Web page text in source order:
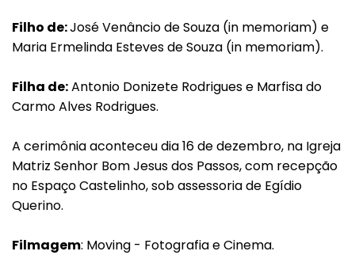
Filho de:José Venâncio de Souza (in memoriam) e
Maria Ermelinda Esteves de Souza (in memoriam).
Filha de:Antonio Donizete Rodrigues e Marfisa do
Carmo Alves Rodrigues.
A cerimônia aconteceu dia 16 de dezembro, na Igreja
Matriz Senhor Bom Jesus dos Passos, com recepção
no Espaço Castelinho, sob assessoria de Egídio
Querino.
Filmagem: Moving - Fotografia e Cinema.